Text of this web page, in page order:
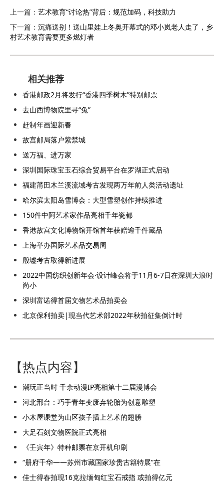
上一篇： 艺术教育“讨论热”背后：规范加码，科技助力
下一篇： 沉痛送别！送山里娃上冬奥开幕式的邓小岚老人走了，乡
村艺术教育需要更多燃灯者
相关推荐
香港邮政2月将发行“香港四季树木”特别邮票
去山西博物院里寻“兔”
赶制年画迎新春
故宫邮局落户紫禁城
送万福、进万家
深圳国际珠宝玉石综合贸易平台在罗湖正式启动
福建莆田木兰溪流域考古发现两万年前人类活动遗址
哈尔滨太阳岛雪博会：大型雪塑创作持续推进
150件中阿艺术家作品亮相千年瓷都
香港故宫文化博物馆开馆首年获赠逾千件藏品
上海举办国际艺术品交易周
殷墟考古取得新进展
2022中国纺织创新年会·设计峰会将于11月6-7日在深圳大浪时
尚小
深圳富诺得首届文物艺术品拍卖会
北京保利拍卖|现当代艺术部2022年秋拍征集倒计时
【热点内容】
潮玩正当时 千余动漫IP亮相第十二届漫博会
河北邢台：巧手青年变废弃轮胎为创意雕塑
小木屋课堂为山区孩子插上艺术的翅膀
大足石刻文物医院正式亮相
《壬寅年》特种邮票在京开机印刷
“册府千华——苏州市藏国家珍贵古籍特展”在
佳士得春拍现16克拉缅甸红宝石戒指 或拍得亿元